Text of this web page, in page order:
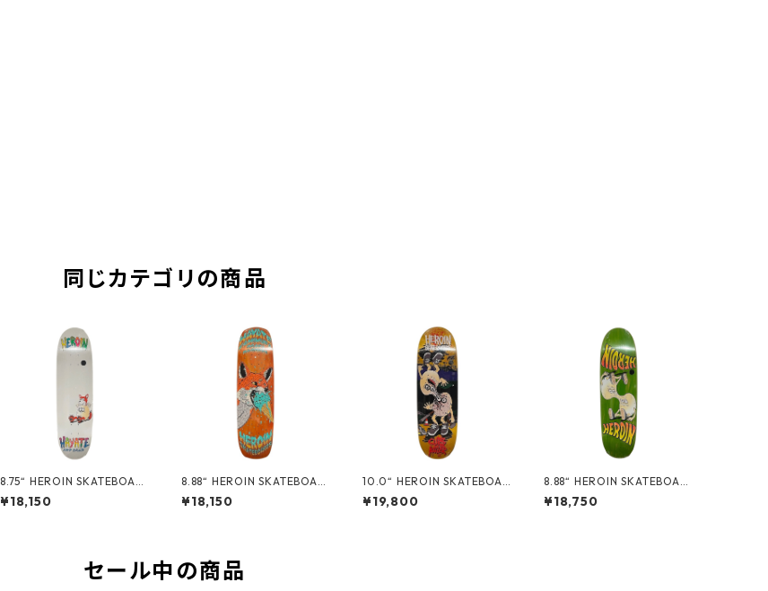
同じカテゴリの商品
8.75“ HEROIN SKATEBOAR
DS - HAYATE FOX EGG -
¥18,150
8.88“ HEROIN SKATEBOAR
DS - HAYATE FOX SHOVEL
-
¥18,150
10.0“ HEROIN SKATEBOAR
DS - CURB KILLER 9 MERG
ED -
¥19,800
8.88“ HEROIN SKATEBOAR
DS - MERGED EGG -
¥18,750
セール中の商品